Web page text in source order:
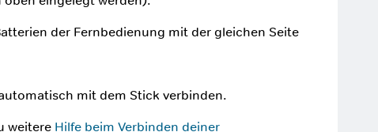
mit dem Stick verbinden.
weitere Hilfe beim Verbinden deiner